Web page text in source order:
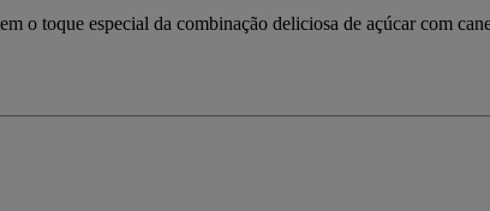
o toque especial da combinação deliciosa de açúcar com